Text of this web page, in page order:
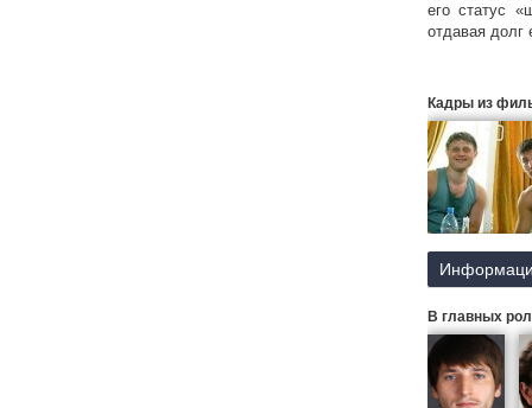
его статус
отдавая долг
новые
ведь это —
Кадры из
В главных